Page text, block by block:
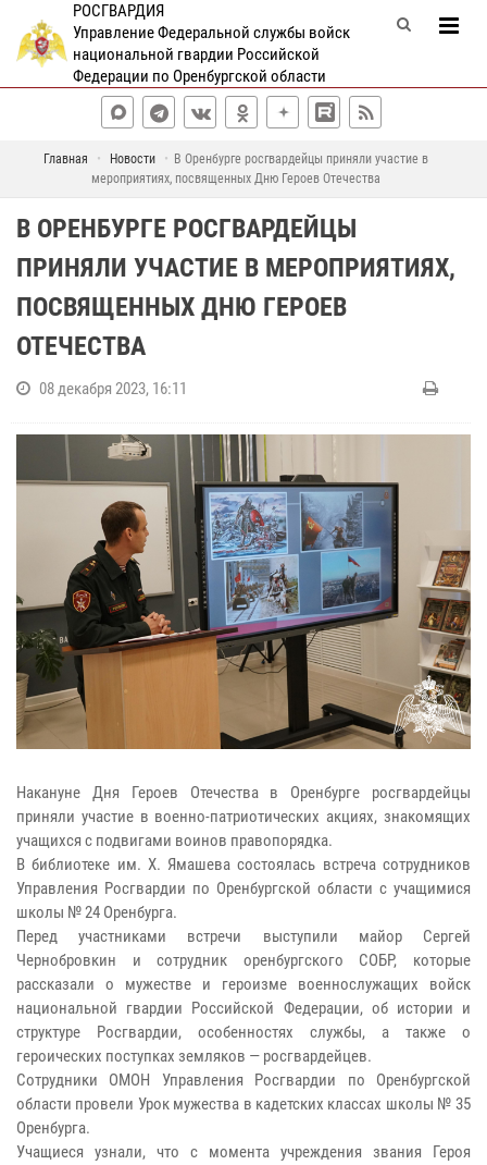
РОСГВАРДИЯ
Управление Федеральной службы войск
национальной гвардии Российской
Федерации по Оренбургской области
Главная Новости
В Оренбурге росгвардейцы приняли участие в
мероприятиях, посвященных Дню Героев Отечества
В ОРЕНБУРГЕ РОСГВАРДЕЙЦЫ
ПРИНЯЛИ УЧАСТИЕ В МЕРОПРИЯТИЯХ,
ПОСВЯЩЕННЫХ ДНЮ ГЕРОЕВ
ОТЕЧЕСТВА
08 декабря 2023, 16:11
Накануне Дня Героев Отечества в Оренбурге росгвардейцы
приняли участие в военно-патриотических акциях, знакомящих
учащихся с подвигами воинов правопорядка.
В библиотеке им. Х. Ямашева состоялась встреча сотрудников
Управления Росгвардии по Оренбургской области с учащимися
школы № 24 Оренбурга.
Перед участниками встречи выступили майор Сергей
Чернобровкин и сотрудник оренбургского СОБР, которые
рассказали о мужестве и героизме военнослужащих войск
национальной гвардии Российской Федерации, об истории и
структуре Росгвардии, особенностях службы, а также о
героических поступках земляков — росгвардейцев.
Сотрудники ОМОН Управления Росгвардии по Оренбургской
области провели Урок мужества в кадетских классах школы № 35
Оренбурга.
Учащиеся узнали, что с момента учреждения звания Героя